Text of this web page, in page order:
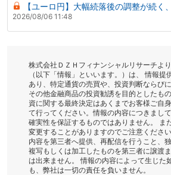
【ユーロ円】大幅続落後の調整が続く
2026/08/06 11:48
株式会社ＤＺＨフィナンシャルリサーチよ
（以下「情報」といいます。）は、 情報提
あり、特定通貨の売買や、投資判断ならび
その他金融商品の投資勧誘を目的としたも
資に関する最終決定はあくまでお客様ご自
て行ってください。情報の内容につきまし
確実性を保証するものではありません。 ま
変更することがありますのでご注意くださ
内容を第三者へ提供、再配信を行うこと、
複写もしくは加工したものを第三者に譲渡
は出来ません。 情報の内容によって生じた
も、弊社は一切の責任を負いません。